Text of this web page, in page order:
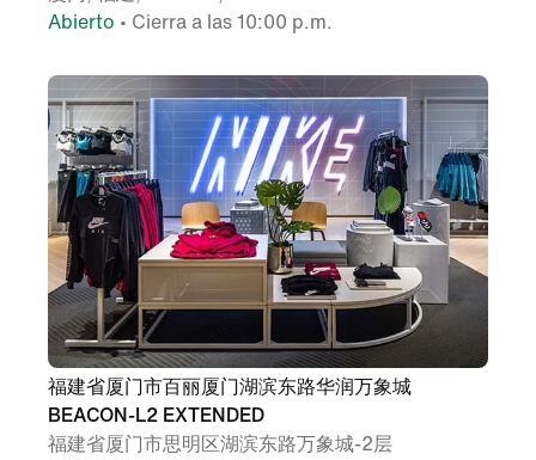
Abierto • Cierra a las 10:00 p.m.
福建省厦门市百丽厦门湖滨东路华润万象城
BEACON-L2 EXTENDED
福建省厦门市思明区湖滨东路万象城-2层